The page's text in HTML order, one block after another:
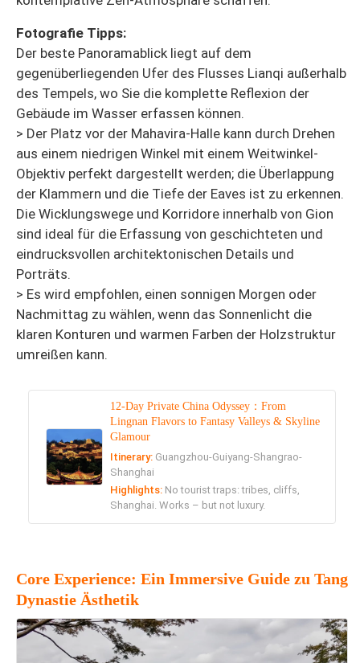
Fotografie Tipps:
Der beste Panoramablick liegt auf dem
gegenüberliegenden Ufer des Flusses Lianqi außerhalb
des Tempels, wo Sie die komplette Reflexion der
Gebäude im Wasser erfassen können.
> Der Platz vor der Mahavira-Halle kann durch Drehen
aus einem niedrigen Winkel mit einem Weitwinkel-
Objektiv perfekt dargestellt werden; die Überlappung
der Klammern und die Tiefe der Eaves ist zu erkennen.
Die Wicklungswege und Korridore innerhalb von Gion
sind ideal für die Erfassung von geschichteten und
eindrucksvollen architektonischen Details und
Porträts.
> Es wird empfohlen, einen sonnigen Morgen oder
Nachmittag zu wählen, wenn das Sonnenlicht die
klaren Konturen und warmen Farben der Holzstruktur
umreißen kann.
12-Day Private China Odyssey：From
Lingnan Flavors to Fantasy Valleys & Skyline
Glamour
Itinerary: Guangzhou-Guiyang-Shangrao-
Shanghai
Highlights: No tourist traps: tribes, cliffs,
Shanghai. Works – but not luxury.
Core Experience: Ein Immersive Guide zu Tang
Dynastie Ästhetik